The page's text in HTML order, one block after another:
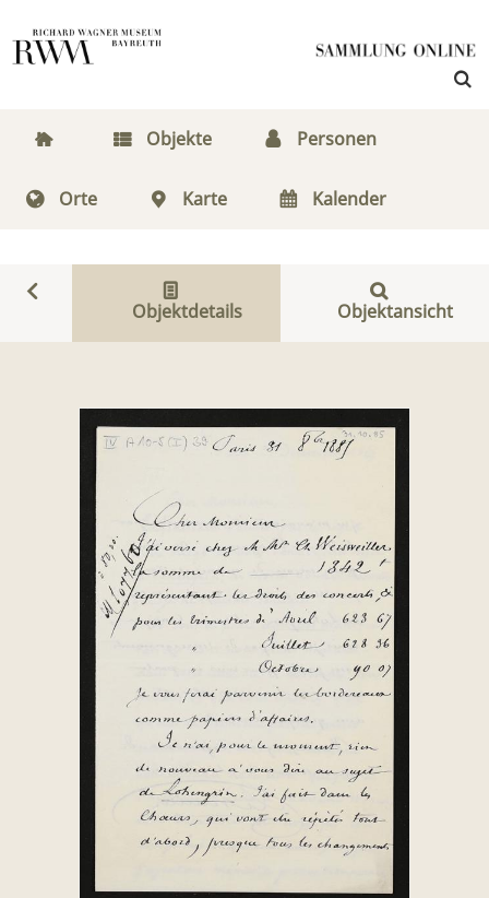
Objekte Personen
Orte Karte Kalender
Objektdetails Objektansicht